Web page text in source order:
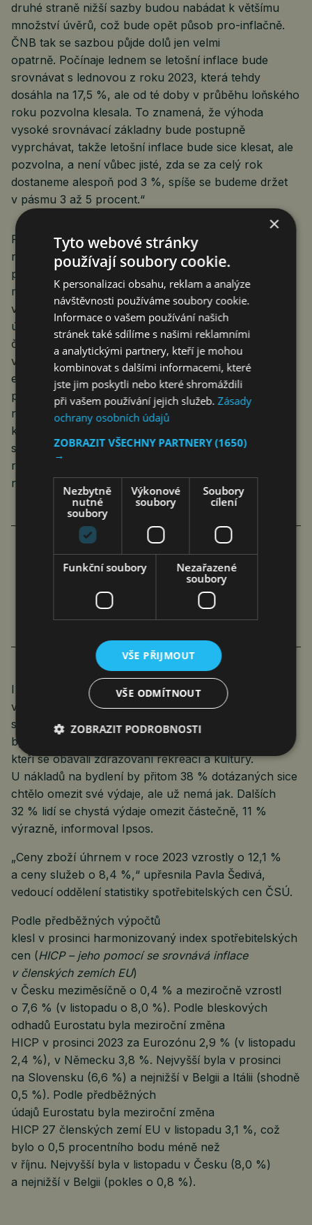
druhé straně nižší sazby budou nabádat k většímu
množství úvěrů, což bude opět působ pro-inflačně.
ČNB tak se sazbou půjde dolů jen velmi
opatrně. Počínaje lednem se letošní inflace bude
srovnávat s lednovou z roku 2023, která tehdy
dosáhla na 17,5 %, ale od té doby v průběhu loňského
roku pozvolna klesala. To znamená, že výhoda
vysoké srovnávací základny bude postupně
vyprchávat, takže letošní inflace bude sice klesat, ale
pozvolna, a není vůbec jisté, zda se za celý rok
dostaneme alespoň pod 3 %, spíše se budeme držet
v pásmu 3 až 5 procent.“
Rok 2024 by měl přinést výraznější zlepšení, v jehož
rámci se inflace vrátí do blízkosti svého cíle ve výši 2
procenta, míní Křeček. „Tím by celá inflační epizoda
měla skončit. Přesto jejím výsledkem bude výrazně
vyšší cenová hladina, která se již nevrátí na původní
úroveň. Těžkou ránu rovněž obdržely úspory
českých střadatelů, které ztratily část své kupní síly,“
varuje Štěpán Křeček. „Při meziročním srovnání
evidujeme v prosinci růst ceny elektřiny o 142,4
procenta. Tento astronomický pohyb však
neznamená, že by lidem skokově narostla cena za
kilowatthodinu elektrické energie. Pouze se projevil
statistický efekt úsporného tarifu, kdy lidé v loňském
roce obdrželi státní podporu, kterou letos již
nedostali,“ upřesnil nakonec.
INFLACE SE OBÁVÁ 49 PROCENT
ČECHŮ, CHUDOBY TŘETINA
red,jef Ekonomika 8. 1. 2024 1 min.
I přesto se inflace stále obává 49 % Čechů, ukázal
výsledek průzkumu agentury Ipsos. V souvislosti
s inflací lidé nejčastěji vyjadřovali obavy z růstu cen
bydlení a potravin, naopak nejmenší podíl byl těch,
kteří se obávali zdražování rekreací a kultury.
U nákladů na bydlení by přitom 38 % dotázaných sice
chtělo omezit své výdaje, ale už nemá jak. Dalších
32 % lidí se chystá výdaje omezit částečně, 11 %
výrazně, informoval Ipsos.
„Ceny zboží úhrnem v roce 2023 vzrostly o 12,1 %
a ceny služeb o 8,4 %,“ upřesnila Pavla Šedivá,
vedoucí oddělení statistiky spotřebitelských cen ČSÚ.
Podle předběžných výpočtů
klesl v prosinci harmonizovaný index spotřebitelských
cen (HICP – jeho pomocí se srovnává inflace
v členských zemích EU)
v Česku meziměsíčně o 0,4 % a meziročně vzrostl
o 7,6 % (v listopadu o 8,0 %). Podle bleskových
odhadů Eurostatu byla meziroční změna
HICP v prosinci 2023 za Eurozónu 2,9 % (v listopadu
2,4 %), v Německu 3,8 %. Nejvyšší byla v prosinci
na Slovensku (6,6 %) a nejnižší v Belgii a Itálii (shodně
0,5 %). Podle předběžných
údajů Eurostatu byla meziroční změna
HICP 27 členských zemí EU v listopadu 3,1 %, což
bylo o 0,5 procentního bodu méně než
v říjnu. Nejvyšší byla v listopadu v Česku (8,0 %)
a nejnižší v Belgii (pokles o 0,8 %).
×
Tyto webové stránky
používají soubory cookie.
K personalizaci obsahu, reklam a analýze
návštěvnosti používáme soubory cookie.
Informace o vašem používání našich
stránek také sdílíme s našimi reklamními
a analytickými partnery, kteří je mohou
kombinovat s dalšími informacemi, které
jste jim poskytli nebo které shromáždili
při vašem používání jejich služeb.Zásady
ochrany osobních údajů
ZOBRAZIT VŠECHNY PARTNERY(1650)
→
Nezbytně
nutné
soubory
Výkonové
soubory
Soubory
cílení
Funkční soubory
Nezařazené
soubory
VŠE PŘIJMOUT
VŠE ODMÍTNOUT
ZOBRAZIT PODROBNOSTI